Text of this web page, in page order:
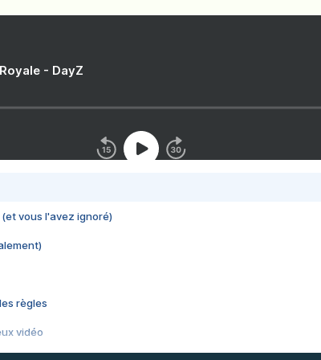
- DayZ
vous l'avez ignoré)
règles
vidéo